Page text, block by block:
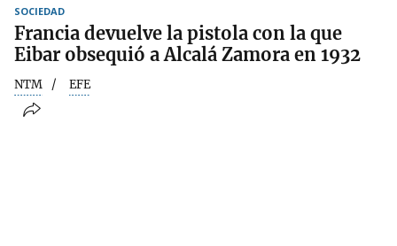
SOCIEDAD
Francia devuelve la pistola con la que
Eibar obsequió a Alcalá Zamora en 1932
NTM EFE